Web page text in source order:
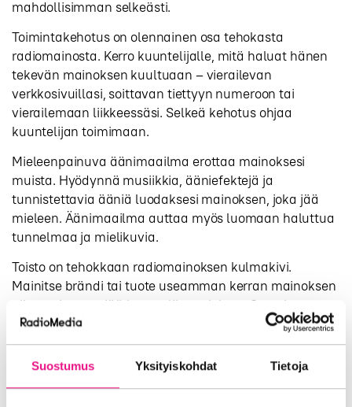
Suostumus Yksityiskohdat Tietoja
mahdollisimman selkeästi.
Toimintakehotus on olennainen osa tehokasta
radiomainosta. Kerro kuuntelijalle, mitä haluat hänen
tekevän mainoksen kuultuaan – vierailevan
verkkosivuillasi, soittavan tiettyyn numeroon tai
vierailemaan liikkeessäsi. Selkeä kehotus ohjaa
kuuntelijan toimimaan.
Mieleenpainuva äänimaailma erottaa mainoksesi
muista. Hyödynnä musiikkia, ääniefektejä ja
tunnistettavia ääniä luodaksesi mainoksen, joka jää
mieleen. Äänimaailma auttaa myös luomaan haluttua
tunnelmaa ja mielikuvia.
Toisto on tehokkaan radiomainoksen kulmakivi.
Mainitse brändi tai tuote useamman kerran mainoksen
aikana, jotta se jää kuuntelijan mieleen. Samoin
kampanjan toistaminen useita kertoja vahvistaa viestin
tehoa huomattavasti.
Tarinankerronta toimii radiossa erinomaisesti. Lyhyt
tarina tai tilannekuvaus auttaa kuuntelijaa